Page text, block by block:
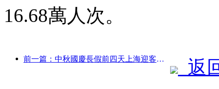
16.68萬人次。
前一篇：中秋國慶長假前四天上海迎客逾1511萬人次，同比增長超兩成
返